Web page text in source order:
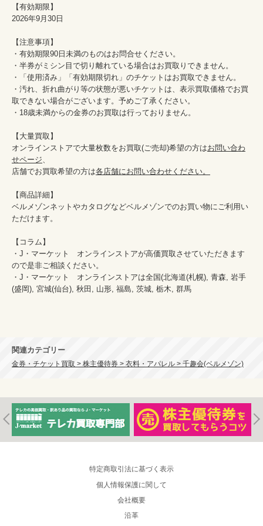
【有効期限】
2026年9月30日
【注意事項】
・有効期限90日未満のものはお問合せください。
・半券がミシン目で切り離れている場合はお買取りできません。
・「使用済み」「有効期限切れ」のチケットはお買取できません。
・汚れ、折れ曲がり等の状態が悪いチケットは、表示買取価格でお買
取できない場合がございます。予めご了承ください。
・18歳未満からの金券のお買取は行っておりません。
【大量買取】
オンラインストアで大量枚数をお買取(ご売却)希望の方はお問い合わ
せページ、
店舗でお買取希望の方は各店舗にお問い合わせください。
【商品詳細】
ベルメゾンネットやカタログなどベルメゾンでのお買い物にご利用い
ただけます。
【コラム】
・J・マーケット　オンラインストアが高価買取させていただきます
ので是非ご相談ください。
・J・マーケット　オンラインストアは全国(北海道(札幌), 青森, 岩手
(盛岡), 宮城(仙台), 秋田, 山形, 福島, 茨城, 栃木, 群馬
関連カテゴリー
金券・チケット買取 > 株主優待券 > 衣料・アパレル > 千趣会(ベルメゾン)
特定商取引法に基づく表示
個人情報保護に関して
会社概要
沿革